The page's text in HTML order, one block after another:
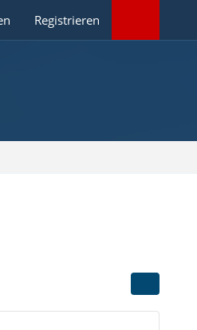
Registrieren